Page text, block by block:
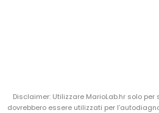
Disclaimer: Utilizzare MarioLab.hr solo
dovrebbero essere utilizzati per